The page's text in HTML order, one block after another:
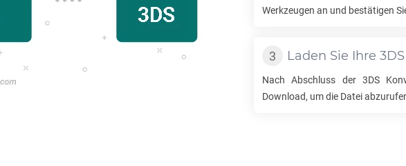
Werkzeugen an und bestätigen
Laden Sie Ihre 3DS
Nach Abschluss der 3DS
Download, um die Datei